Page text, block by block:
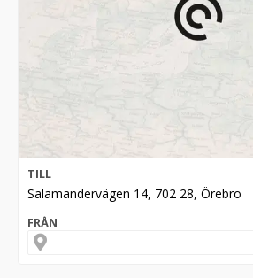
TILL
Salamandervägen 14, 702 28, Örebro
FRÅN